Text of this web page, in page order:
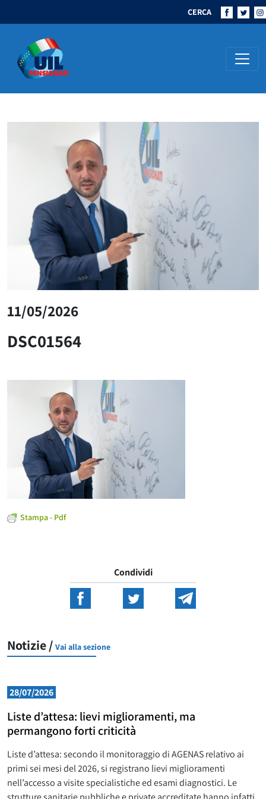
CERCA
Navigazione principale
11/05/2026
DSC01564
Stampa - Pdf
Condividi
Notizie / Vai alla sezione
28/07/2026
Liste d’attesa: lievi miglioramenti, ma
permangono forti criticità
Liste d’attesa: secondo il monitoraggio di AGENAS relativo ai
primi sei mesi del 2026, si registrano lievi miglioramenti
nell’accesso a visite specialistiche ed esami diagnostici. Le